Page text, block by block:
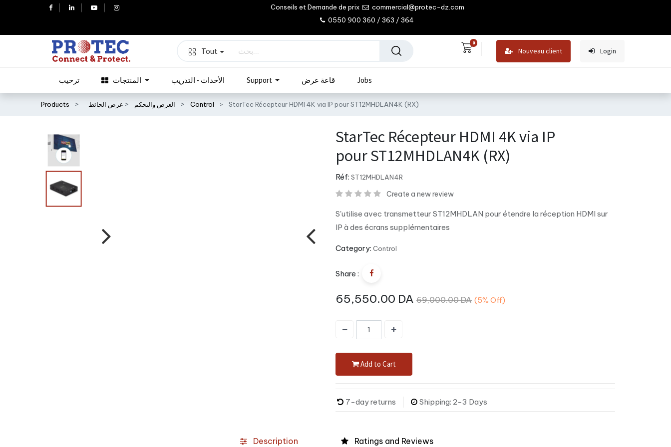
Conseils et Demande de prix
commercial@protec-dz.com
0550 900 360 / 363 / 364
Tout
0
Nouveau client Login
ترحيب المنتجات الأحداث - التدريب Support قاعة عرض Jobs
Products العرض والتحكم عرض الحائط Control StarTec Récepteur HDMI 4K via IP pour ST12MHDLAN4K (RX)
StarTec Récepteur HDMI 4K via IP
pour ST12MHDLAN4K (RX)
Réf: ST12MHDLAN4R
Create a new review
S'utilise avec transmetteur ST12MHDLAN pour étendre la réception HDMI sur
IP à des écrans supplémentaires
Category: Control
Share :
65,550.00 DA 69,000.00DA (5% Off)
Add to Cart
7-day returns Shipping: 2-3 Days
Description Ratings and Reviews